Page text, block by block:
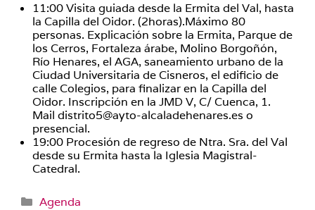
11:00 Visita guiada desde la Ermita del Val, hasta
la Capilla del Oidor. (2horas).Máximo 80
personas. Explicación sobre la Ermita, Parque de
los Cerros, Fortaleza árabe, Molino Borgoñón,
Río Henares, el AGA, saneamiento urbano de la
Ciudad Universitaria de Cisneros, el edificio de
calle Colegios, para finalizar en la Capilla del
Oidor. Inscripción en la JMD V, C/ Cuenca, 1.
Mail distrito5@ayto-alcaladehenares.es o
presencial.
19:00 Procesión de regreso de Ntra. Sra. del Val
desde su Ermita hasta la Iglesia Magistral-
Catedral.
Categorías
Agenda